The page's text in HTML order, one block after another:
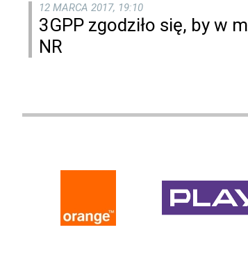
12 MARCA 2017, 19:10
3GPP zgodziło się, by w
NR